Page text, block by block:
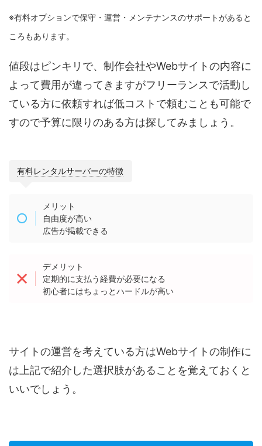
※有料オプションで保守・運営・メンテナンスのサポートがあると
ころもあります。
値段はピンキリで、制作会社やWebサイトの内容に
よって費用が違ってきますがフリーランスで活動し
ている方に依頼すれば低コストで頼むことも可能で
すので予算に限りのある方は探してみましょう。
有料レンタルサーバーの特徴
メリット
自由度が高い
広告が掲載できる
デメリット
定期的に支払う経費が必要になる
初心者にはちょっとハードルが高い
サイトの運営を考えている方はWebサイトの制作に
は上記で紹介した選択肢があることを覚えておくと
いいでしょう。